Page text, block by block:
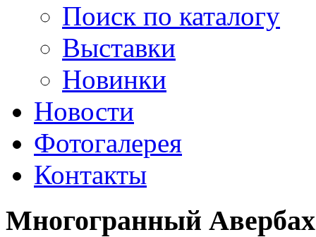
Поиск по каталогу
Выставки
Новинки
Новости
Фотогалерея
Контакты
Многогранный Авербах